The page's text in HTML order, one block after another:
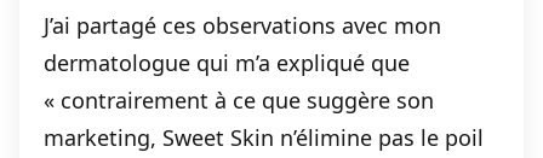
J’ai partagé ces observations avec mon
dermatologue qui m’a expliqué que
« contrairement à ce que suggère son
marketing, Sweet Skin n’élimine pas le poil